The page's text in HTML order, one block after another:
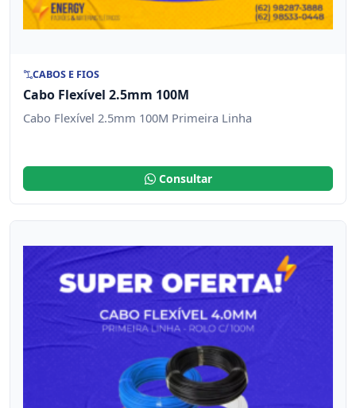
CABOS E FIOS
Cabo Flexível 2.5mm 100M
Cabo Flexível 2.5mm 100M Primeira Linha
Consultar